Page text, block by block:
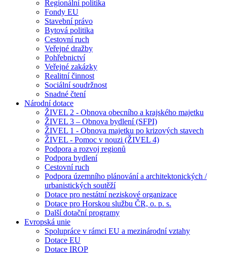
Regionální politika
Fondy EU
Stavební právo
Bytová politika
Cestovní ruch
Veřejné dražby
Pohřebnictví
Veřejné zakázky
Realitní činnost
Sociální soudržnost
Snadné čtení
Národní dotace
ŽIVEL 2 - Obnova obecního a krajského majetku
ŽIVEL 3 – Obnova bydlení (SFPI)
ŽIVEL 1 - Obnova majetku po krizových stavech
ŽIVEL - Pomoc v nouzi (ŽIVEL 4)
Podpora a rozvoj regionů
Podpora bydlení
Cestovní ruch
Podpora územního plánování a architektonických /
urbanistických soutěží
Dotace pro nestátní neziskové organizace
Dotace pro Horskou službu ČR, o. p. s.
Další dotační programy
Evropská unie
Spolupráce v rámci EU a mezinárodní vztahy
Dotace EU
Dotace IROP